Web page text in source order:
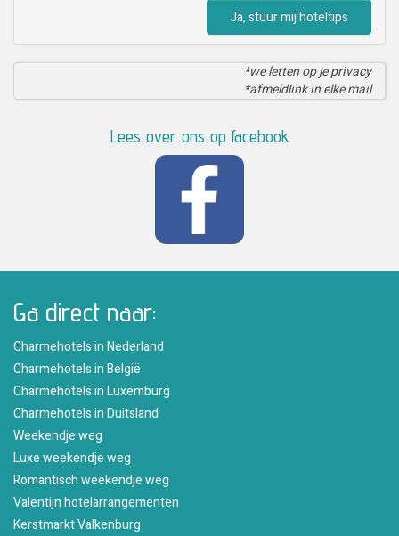
Ja, stuur mij hoteltips
*we letten op je privacy
*afmeldlink in elke mail
Lees over ons op facebook
Ga direct naar:
Charmehotels in Nederland
Charmehotels in België
Charmehotels in Luxemburg
Charmehotels in Duitsland
Weekendje weg
Luxe weekendje weg
Romantisch weekendje weg
Valentijn hotelarrangementen
Kerstmarkt Valkenburg